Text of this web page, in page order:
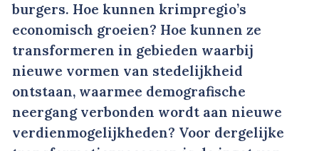
burgers. Hoe kunnen krimpregio’s
economisch groeien? Hoe kunnen ze
transformeren in gebieden waarbij
nieuwe vormen van stedelijkheid
ontstaan, waarmee demografische
neergang verbonden wordt aan nieuwe
verdienmogelijkheden? Voor dergelijke